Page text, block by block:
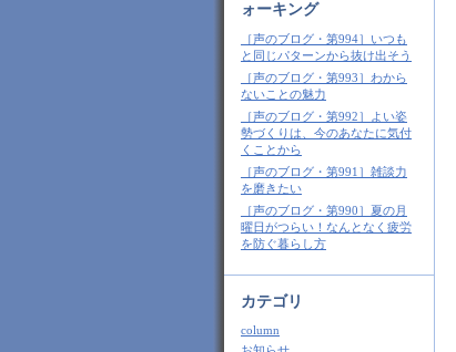
ォーキング
［声のブログ・第994］いつも
と同じパターンから抜け出そう
［声のブログ・第993］わから
ないことの魅力
［声のブログ・第992］よい姿
勢づくりは、今のあなたに気付
くことから
［声のブログ・第991］雑談力
を磨きたい
［声のブログ・第990］夏の月
曜日がつらい！なんとなく疲労
を防ぐ暮らし方
カテゴリ
column